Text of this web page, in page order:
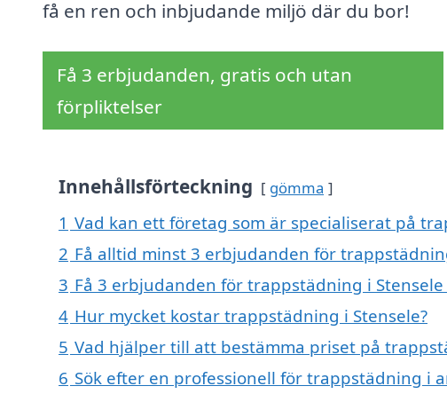
få en ren och inbjudande miljö där du bor!
Få 3 erbjudanden, gratis och utan
förpliktelser
Innehållsförteckning gömma
1 Vad kan ett företag som är specialiserat på
2 Få alltid minst 3 erbjudanden för
3 Få 3 erbjudanden för trappstädning i
4 Hur mycket kostar trappstädning i Stensele?
5 Vad hjälper till att bestämma priset på
6 Sök efter en professionell för trappstädning i